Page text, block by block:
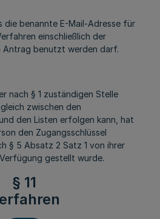
die benannte E-Mail-Adresse für
einschließlich der
Antrag benutzt werden darf.
nach § 1 zuständigen Stelle
zwischen den
den Listen erfolgen kann, hat
den Zugangsschlüssel
§ 5 Absatz 2 Satz 1 von ihrer
gestellt wurde.
§ 11